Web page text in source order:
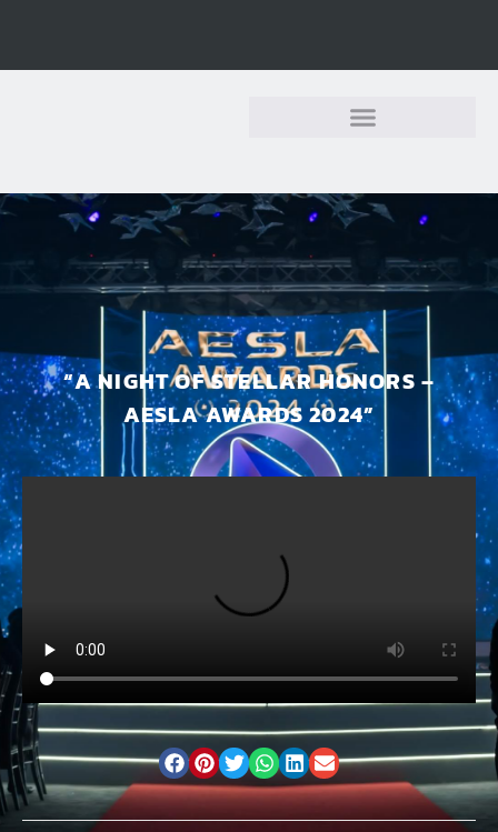
“A NIGHT OF STELLAR HONORS –
AESLA AWARDS 2024”